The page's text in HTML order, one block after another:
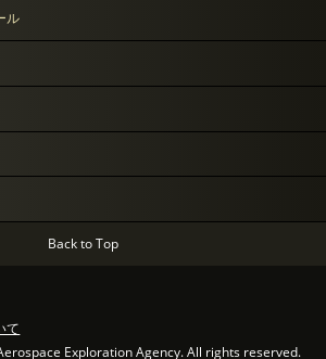
ル
Back to Top
て
Exploration Agency. All rights reserved.